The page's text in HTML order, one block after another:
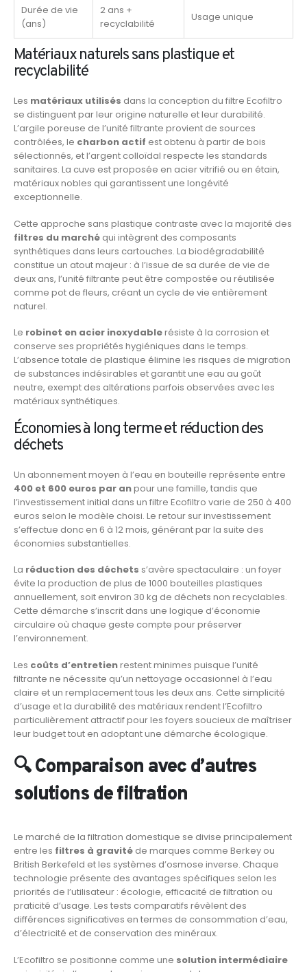
Durée de vie
(ans)
2 ans +
recyclabilité
Usage unique
Matériaux naturels sans plastique et
recyclabilité
Les matériaux utilisés dans la conception du filtre Ecofiltro
se distinguent par leur origine naturelle et leur durabilité.
L’argile poreuse de l’unité filtrante provient de sources
contrôlées, le charbon actif est obtenu à partir de bois
sélectionnés, et l’argent colloïdal respecte les standards
sanitaires. La cuve est proposée en acier vitrifié ou en étain,
matériaux nobles qui garantissent une longévité
exceptionnelle.
Cette approche sans plastique contraste avec la majorité des
filtres du marché qui intègrent des composants
synthétiques dans leurs cartouches. La biodégradabilité
constitue un atout majeur : à l’issue de sa durée de vie de
deux ans, l’unité filtrante peut être compostée ou réutilisée
comme pot de fleurs, créant un cycle de vie entièrement
naturel.
Le robinet en acier inoxydablerésiste à la corrosion et
conserve ses propriétés hygiéniques dans le temps.
L’absence totale de plastique élimine les risques de migration
de substances indésirables et garantit une eau au goût
neutre, exempt des altérations parfois observées avec les
matériaux synthétiques.
Économies à long terme et réduction des
déchets
Un abonnement moyen à l’eau en bouteille représente entre
400 et 600 euros par anpour une famille, tandis que
l’investissement initial dans un filtre Ecofiltro varie de 250 à 400
euros selon le modèle choisi. Le retour sur investissement
s’effectue donc en 6 à 12 mois, générant par la suite des
économies substantielles.
La réduction des déchets s’avère spectaculaire : un foyer
évite la production de plus de 1000 bouteilles plastiques
annuellement, soit environ 30 kg de déchets non recyclables.
Cette démarche s’inscrit dans une logique d’économie
circulaire où chaque geste compte pour préserver
l’environnement.
Les coûts d’entretienrestent minimes puisque l’unité
filtrante ne nécessite qu’un nettoyage occasionnel à l’eau
claire et un remplacement tous les deux ans. Cette simplicité
d’usage et la durabilité des matériaux rendent l’Ecofiltro
particulièrement attractif pour les foyers soucieux de maîtriser
leur budget tout en adoptant une démarche écologique.
🔍 Comparaison avec d’autres
solutions de filtration
Le marché de la filtration domestique se divise principalement
entre les filtres à gravité de marques comme Berkey ou
British Berkefeld et les systèmes d’osmose inverse. Chaque
technologie présente des avantages spécifiques selon les
priorités de l’utilisateur : écologie, efficacité de filtration ou
praticité d’usage. Les tests comparatifs révèlent des
différences significatives en termes de consommation d’eau,
d’électricité et de conservation des minéraux.
L’Ecofiltro se positionne comme une solution intermédiaire